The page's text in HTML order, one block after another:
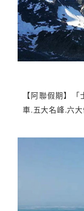
【阿聯假期】
車.五大名峰.六